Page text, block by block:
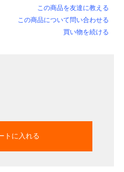
この商品を友達に教える
この商品について問い合わせる
買い物を続ける
トに入れる